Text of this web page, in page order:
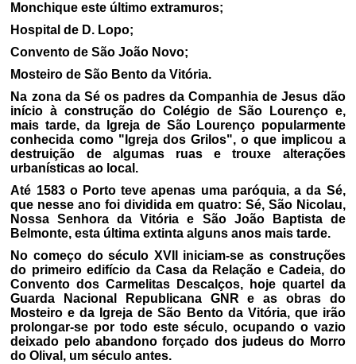
Monchique este último extramuros;
Hospital de D. Lopo;
Convento de São João Novo;
Mosteiro de São Bento da Vitória.
Na zona da Sé os padres da Companhia de Jesus dão
início à construção do Colégio de São Lourenço e,
mais tarde, da Igreja de São Lourenço popularmente
conhecida como "Igreja dos Grilos", o que implicou a
destruição de algumas ruas e trouxe alterações
urbanísticas ao local.
Até 1583 o Porto teve apenas uma paróquia, a da Sé,
que nesse ano foi dividida em quatro: Sé, São Nicolau,
Nossa Senhora da Vitória e São João Baptista de
Belmonte, esta última extinta alguns anos mais tarde.
No começo do século XVII iniciam-se as construções
do primeiro edifício da Casa da Relação e Cadeia, do
Convento dos Carmelitas Descalços, hoje quartel da
Guarda Nacional Republicana GNR e as obras do
Mosteiro e da Igreja de São Bento da Vitória, que irão
prolongar-se por todo este século, ocupando o vazio
deixado pelo abandono forçado dos judeus do Morro
do Olival, um século antes.